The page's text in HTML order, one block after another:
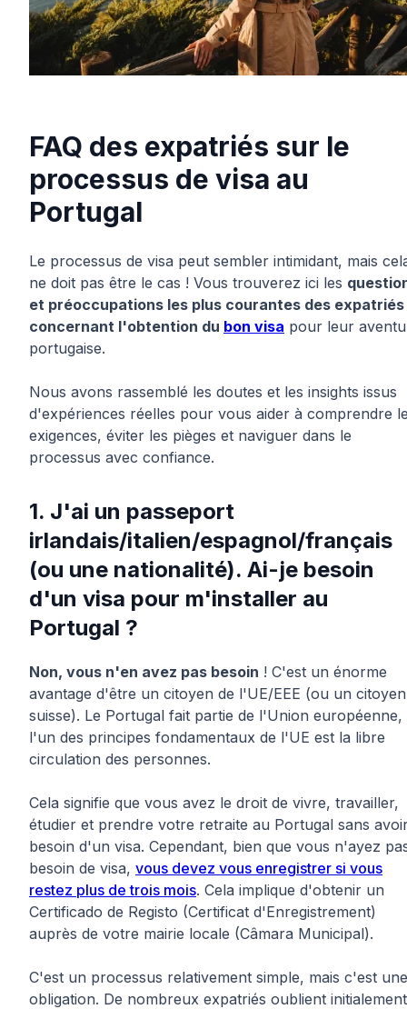
FAQ des expatriés sur le
processus de visa au
Portugal
Le processus de visa peut sembler intimidant, mais
ne doit pas être le cas ! Vous trouverez ici les
et préoccupations les plus courantes des expatriés
concernant l'obtention du bon visa pour leur
portugaise.
Nous avons rassemblé les doutes et les insights issus
d'expériences réelles pour vous aider à comprendre
exigences, éviter les pièges et naviguer dans le
processus avec confiance.
1. J'ai un passeport
irlandais/italien/espagnol/français
(ou une nationalité). Ai-je besoin
d'un visa pour m'installer au
Portugal ?
Non, vous n'en avez pas besoin ! C'est un énorme
avantage d'être un citoyen de l'UE/EEE (ou un citoyen
suisse). Le Portugal fait partie de l'Union européenne,
l'un des principes fondamentaux de l'UE est la libre
circulation des personnes.
Cela signifie que vous avez le droit de vivre, travailler,
étudier et prendre votre retraite au Portugal sans
besoin d'un visa. Cependant, bien que vous n'ayez
besoin de visa, vous devez vous enregistrer si vous
restez plus de trois mois. Cela implique d'obtenir un
Certificado de Registo (Certificat d'Enregistrement)
auprès de votre mairie locale (Câmara Municipal).
C'est un processus relativement simple, mais c'est une
obligation. De nombreux expatriés oublient initialement